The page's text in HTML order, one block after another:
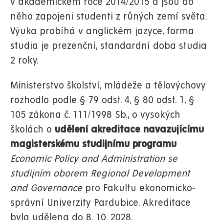
v akademickém roce 2014/2015 a jsou do
něho zapojeni studenti z růných zemí světa.
Výuka probíhá v anglickém jazyce, forma
studia je prezenční, standardní doba studia
2 roky.
Ministerstvo školství, mládeže a tělovýchovy
rozhodlo podle § 79 odst. 4, § 80 odst. 1, §
105 zákona č. 111/1998 Sb., o vysokých
školách o udělení akreditace navazujícímu
magisterskému studijnímu programu
Economic Policy and Administration se
studijním oborem Regional Development
and Governance pro Fakultu ekonomicko-
správní Univerzity Pardubice. Akreditace
byla udělena do 8. 10. 2028.